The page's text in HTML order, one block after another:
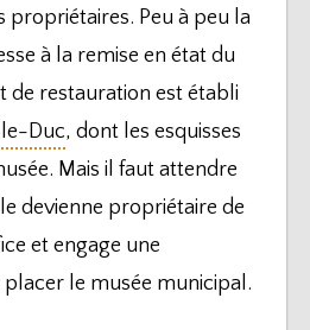
propriétaires. Peu à peu la
à la remise en état du
de restauration est établi
Duc, dont les esquisses
Mais il faut attendre
devienne propriétaire de
et engage une
le musée municipal.